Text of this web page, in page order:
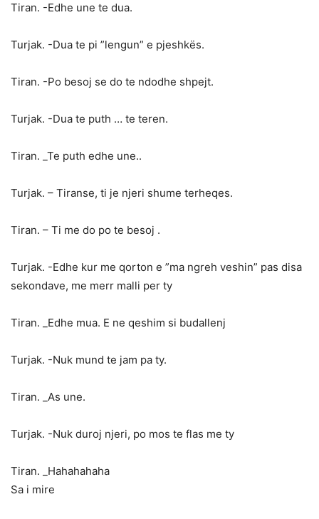
Tiran. -Edhe une te dua.
Turjak. -Dua te pi ”lengun” e pjeshkës.
Tiran. -Po besoj se do te ndodhe shpejt.
Turjak. -Dua te puth … te teren.
Tiran. _Te puth edhe une..
Turjak. – Tiranse, ti je njeri shume terheqes.
Tiran. – Ti me do po te besoj .
Turjak. -Edhe kur me qorton e ”ma ngreh veshin” pas disa
sekondave, me merr malli per ty
Tiran. _Edhe mua. E ne qeshim si budallenj
Turjak. -Nuk mund te jam pa ty.
Tiran. _As une.
Turjak. -Nuk duroj njeri, po mos te flas me ty
Tiran. _Hahahahaha
Sa i mire